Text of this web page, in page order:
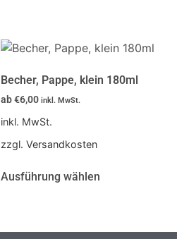
Becher, Pappe, klein 180ml
ab€6,00 inkl. MwSt.
inkl. MwSt.
zzgl. Versandkosten
Ausführung wählen